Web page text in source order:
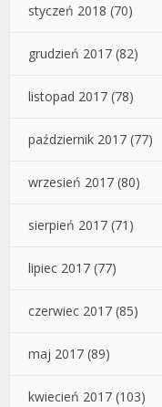
styczeń 2018 (70)
grudzień 2017 (82)
listopad 2017 (78)
październik 2017 (77)
wrzesień 2017 (80)
sierpień 2017 (71)
lipiec 2017 (77)
czerwiec 2017 (85)
maj 2017 (89)
kwiecień 2017 (103)